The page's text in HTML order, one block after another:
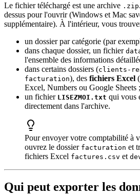
Le fichier téléchargé est une archive .zip
dessus pour l'ouvrir (Windows et Mac
supplémentaire). À l'intérieur, vous
un dossier par catégorie (par
dans chaque dossier, un fichier
l'ensemble des informations
dans certains dossiers (clients-
facturation), des fichiers Excel (
Excel, Numbers ou Google Sheets ;
un fichier LISEZMOI.txt qui vous
directement dans l'archive.
Pour envoyer votre comptabilité à
ouvrez le dossier facturation et
fichiers Excel factures.csv et
Qui peut exporter les